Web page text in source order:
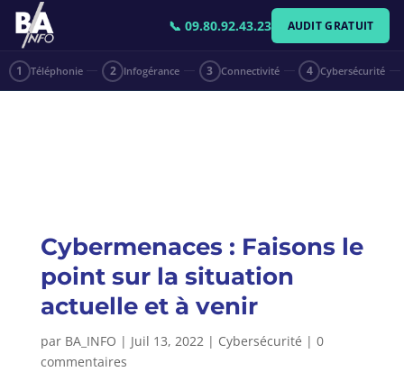
📞 09.80.92.43.23 AUDIT GRATUIT
1 Téléphonie 2 Infogérance 3 Connectivité 4 Cybersécurité
Cybermenaces : Faisons le
point sur la situation
actuelle et à venir
par BA_INFO | Juil 13, 2022| Cybersécurité | 0
commentaires